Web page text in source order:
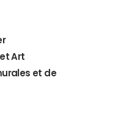
Art
et de